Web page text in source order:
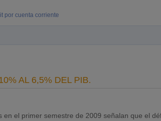
por cuenta corriente
AL 6,5% DEL PIB.
en el primer semestre de 2009 señalan que el